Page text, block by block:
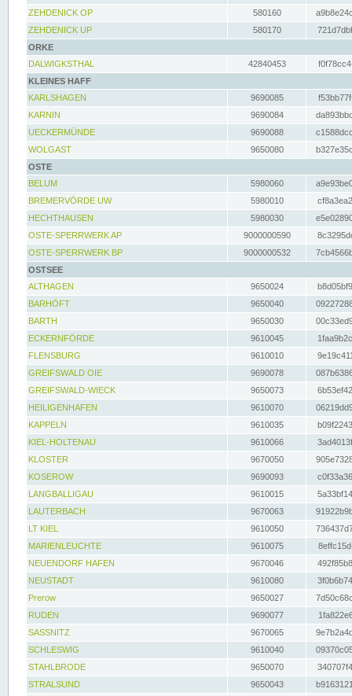
ZEHDENICK OP
580160
ZEHDENICK UP
580170
ORKE
DALWIGKSTHAL
42840453
KLEINES HAFF
KARLSHAGEN
9690085
KARNIN
9690084
UECKERMÜNDE
9690088
WOLGAST
9650080
OSTE
BELUM
5980060
BREMERVÖRDE UW
5980010
HECHTHAUSEN
5980030
OSTE-SPERRWERK AP
9000000590
OSTE-SPERRWERK BP
9000000532
OSTSEE
ALTHAGEN
9650024
BARHÖFT
9650040
BARTH
9650030
ECKERNFÖRDE
9610045
FLENSBURG
9610010
GREIFSWALD OIE
9690078
GREIFSWALD-WIECK
9650073
HEILIGENHAFEN
9610070
KAPPELN
9610035
KIEL-HOLTENAU
9610066
KLOSTER
9670050
KOSEROW
9690093
LANGBALLIGAU
9610015
LAUTERBACH
9670063
LT KIEL
9610050
MARIENLEUCHTE
9610075
NEUENDORF HAFEN
9670046
NEUSTADT
9610080
Prerow
9650027
RUDEN
9690077
SASSNITZ
9670065
SCHLESWIG
9610040
STAHLBRODE
9650070
STRALSUND
9650043